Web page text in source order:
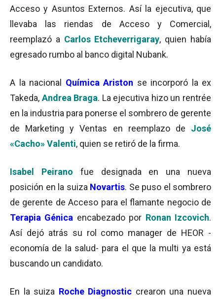
Acceso y Asuntos Externos. Así la ejecutiva, que
llevaba las riendas de Acceso y Comercial,
reemplazó a Carlos Etcheverrigaray, quien había
egresado rumbo al banco digital Nubank.
A la nacional Química Ariston se incorporó la ex
Takeda, Andrea Braga. La ejecutiva hizo un rentrée
en la industria para ponerse el sombrero de gerente
de Marketing y Ventas en reemplazo de José
«Cacho» Valenti, quien se retiró de la firma.
Isabel Peirano fue designada en una nueva
posición en la suiza Novartis. Se puso el sombrero
de gerente de Acceso para el flamante negocio de
Terapia Génica encabezado por Ronan Izcovich.
Así dejó atrás su rol como manager de HEOR -
economía de la salud- para el que la multi ya está
buscando un candidato.
En la suiza Roche Diagnostic crearon una nueva